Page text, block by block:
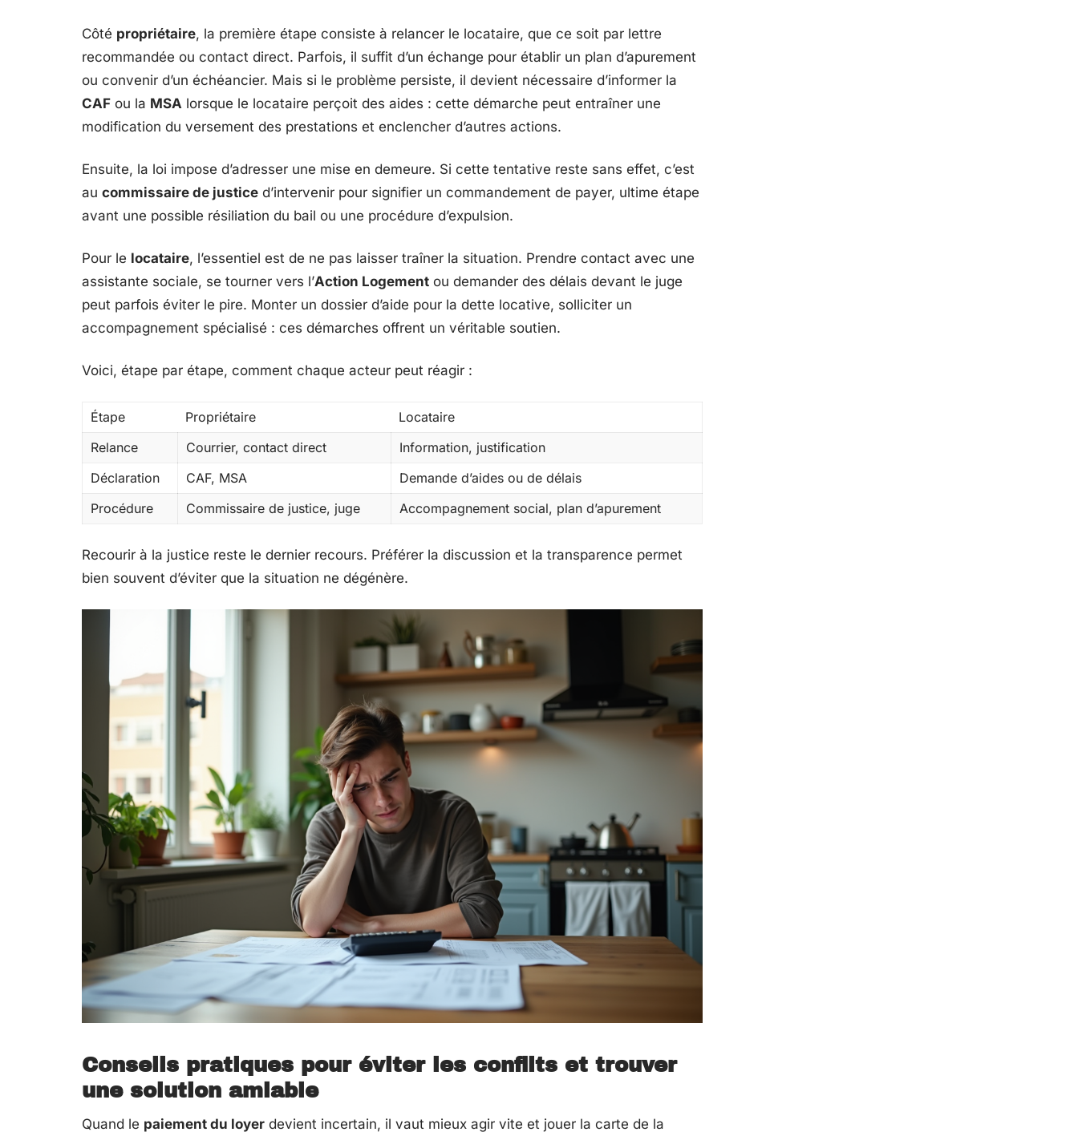
Côté propriétaire, la première étape consiste à relancer le locataire, que ce soit par lettre
recommandée ou contact direct. Parfois, il suffit d’un échange pour établir un plan d’apurement
ou convenir d’un échéancier. Mais si le problème persiste, il devient nécessaire d’informer la
CAF ou la MSA lorsque le locataire perçoit des aides : cette démarche peut entraîner une
modification du versement des prestations et enclencher d’autres actions.
Ensuite, la loi impose d’adresser une mise en demeure. Si cette tentative reste sans effet, c’est
au commissaire de justice d’intervenir pour signifier un commandement de payer, ultime étape
avant une possible résiliation du bail ou une procédure d’expulsion.
Pour le locataire, l’essentiel est de ne pas laisser traîner la situation. Prendre contact avec une
assistante sociale, se tourner vers l’Action Logement ou demander des délais devant le juge
peut parfois éviter le pire. Monter un dossier d’aide pour la dette locative, solliciter un
accompagnement spécialisé : ces démarches offrent un véritable soutien.
Voici, étape par étape, comment chaque acteur peut réagir :
Étape Propriétaire
Locataire
Relance
Courrier, contact direct
Information, justification
Déclaration
CAF, MSA
Demande d’aides ou de délais
Procédure
Commissaire de justice, juge Accompagnement social, plan d’apurement
Recourir à la justice reste le dernier recours. Préférer la discussion et la transparence permet
bien souvent d’éviter que la situation ne dégénère.
Conseils pratiques pour éviter les conflits et trouver
une solution amiable
Quand le paiement du loyer devient incertain, il vaut mieux agir vite et jouer la carte de la